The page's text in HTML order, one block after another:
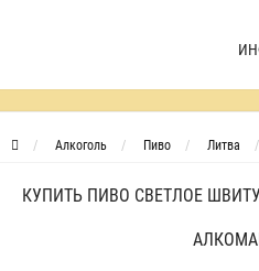
Алкоголь Пиво Литва
КУПИТЬ ПИВО СВЕТЛОЕ